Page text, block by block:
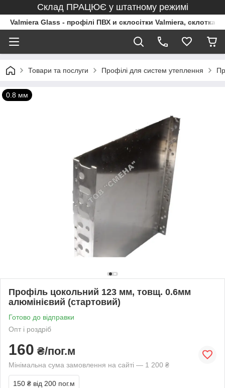
Склад ПРАЦЮЄ у штатному режимі
Valmiera Glass - профілі ПВХ и склосітки Valmiera,
Товари та послуги Профілі для систем утеплення
0.8 мм
Профіль цокольний 123 мм, товщ. 0.6мм
алюмінієвий (стартовий)
Готово до відправки
Опт і роздріб
160 ₴/пог.м
Мінімальна сума замовлення на сайті — 1 200 ₴
150 ₴ від 200 пог.м